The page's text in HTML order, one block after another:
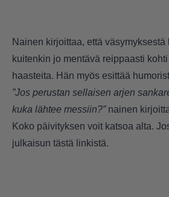
Nainen kirjoittaa, että väsymyksestä
kuitenkin jo mentävä reippaasti
haasteita. Hän myös esittää
”Jos perustan sellaisen arjen
kuka lähtee messiin?”nainen
Koko päivityksen voit katsoa alta.
julkaisun tästä linkistä.